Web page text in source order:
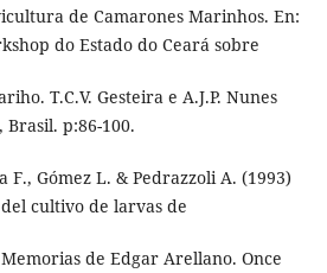
de Camarones Marinhos. En:
do Estado do Ceará sobre
T.C.V. Gesteira e A.J.P. Nunes
Brasil. p:86-100.
F., Gómez L. & Pedrazzoli A. (1993)
cultivo de larvas de
de Edgar Arellano. Once